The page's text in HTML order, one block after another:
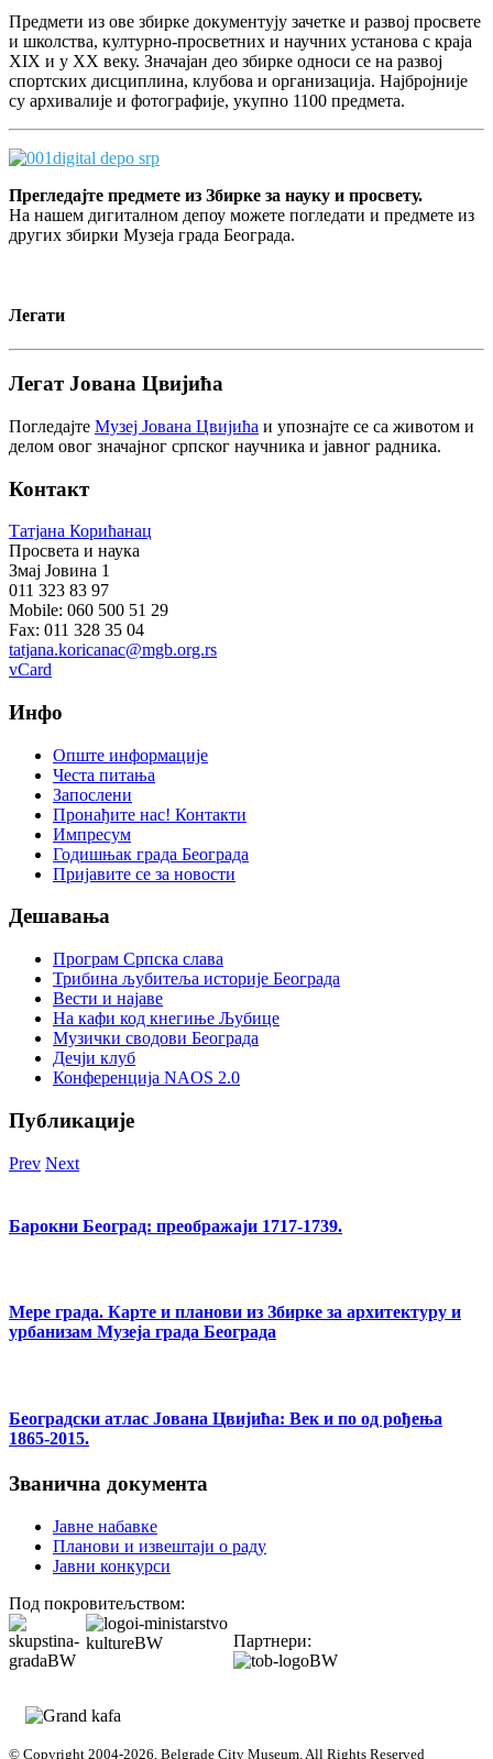
Предмети из овe збирке документују зачетке и развој просвете
и школства, културно-просветних и научних установа с краја
XIX и у XX веку. Значајан део збирке односи се на развој
спортских дисциплина, клубова и организација. Најбројније
су архивалије и фотографије, укупно 1100 предмета.
Прегледајте предмете из Збирке за науку и просвету.
На нашем дигиталном депоу можете погледати и предмете из
других збирки Музеја града Београда.
Легати
Легат Јована Цвијића
Погледајте Музеј Јована Цвијића и упознајте се са животом и
делом овог значајног српског научника и јавног радника.
Контакт
Татјана Корићанац
Просвета и наука
Змај Јовина 1
011 323 83 97
Mobile: 060 500 51 29
Fax: 011 328 35 04
tatjana.koricanac@mgb.org.rs
vCard
Инфо
Опште информације
Честа питања
Запослени
Пронађите нас! Контакти
Импресум
Годишњак града Београда
Пријавите се за новости
Дешавања
Програм Српска слава
Трибина љубитеља историје Београда
Beсти и најаве
На кафи код кнегиње Љубице
Музички сводови Београда
Дечји клуб
Конференција NAOS 2.0
Публикације
Prev Next
Барокни Београд: преображаји 1717-1739.
Мере града. Карте и планови из Збирке за архитектуру и
урбанизам Музеја града Београда
Београдски атлас Јована Цвијића: Век и по од рођења
1865-2015.
Званична документа
Јавне набавке
Планови и извештаји о раду
Јавни конкурси
Под покровитељством:
Партнери:
© Copyright 2004-2026, Belgrade City Museum. All Rights Reserved